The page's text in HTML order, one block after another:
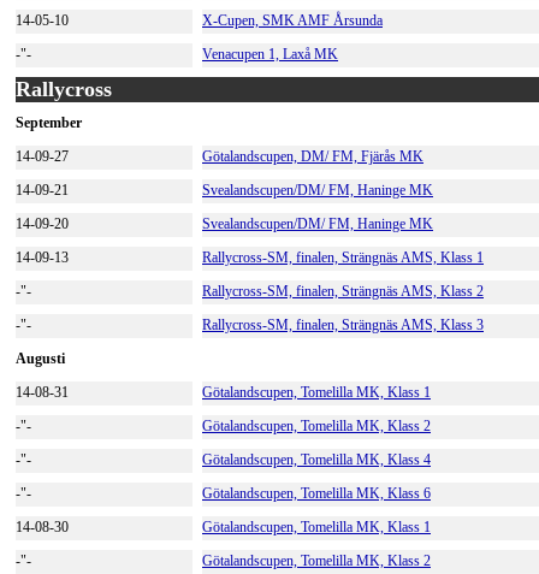
14-05-10
X-Cupen, SMK AMF Årsunda
-"-
Venacupen 1, Laxå MK
Rallycross
September
14-09-27
Götalandscupen, DM/ FM, Fjärås MK
14-09-21
Svealandscupen/DM/ FM, Haninge MK
14-09-20
Svealandscupen/DM/ FM, Haninge MK
14-09-13
Rallycross-SM, finalen, Strängnäs AMS, Klass 1
-"-
Rallycross-SM, finalen, Strängnäs AMS, Klass 2
-"-
Rallycross-SM, finalen, Strängnäs AMS, Klass 3
Augusti
14-08-31
Götalandscupen, Tomelilla MK, Klass 1
-"-
Götalandscupen, Tomelilla MK, Klass 2
-"-
Götalandscupen, Tomelilla MK, Klass 4
-"-
Götalandscupen, Tomelilla MK, Klass 6
14-08-30
Götalandscupen, Tomelilla MK, Klass 1
-"-
Götalandscupen, Tomelilla MK, Klass 2